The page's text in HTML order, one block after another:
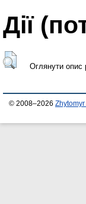
Дії
Оглянути опис
© 2008–2026